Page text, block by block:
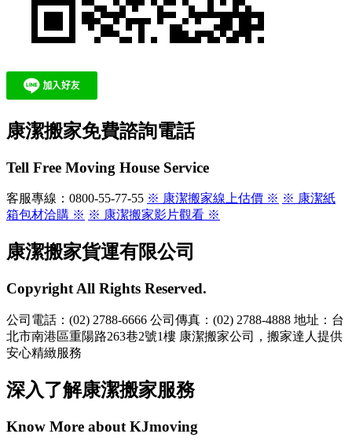
康潔搬家免費諮詢電話
Tell Free Moving House Service
客服專線：0800-55-77-55 ※ 康潔搬家線上估價 ※ ※ 康潔紙
箱包材洽購 ※ ※ 康潔搬家影片觀看 ※
康潔搬家貨運有限公司
Copyright All Rights Reserved.
公司電話：(02) 2788-6666 公司傳真：(02) 2788-4888 地址：台
北市南港區重陽路263巷2號1樓 康潔搬家公司，搬家達人提供
安心精緻服務
深入了解康潔搬家服務
Know More about KJmoving